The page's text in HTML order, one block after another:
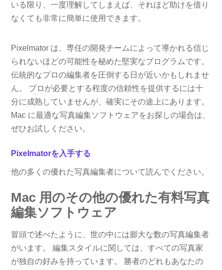
いる限り、一度理解してしまえば、それほど助けを借り
なくても非常に簡単に使用できます。
Pixelmator は、専任の開発チームによって導かれる信じ
られないほどの可能性を秘めた堅実なプログラムです。
伝統的なプロの編集者を圧倒する日が近いかもしれませ
ん。 プロが必要とする程度の信頼性を提供するには十
分に成熟していませんが、確実にその途上にあります。
Mac に最適な写真編集ソフトウェアをお探しの場合は、
ぜひお試しください。
Pixelmatorを入手する
他の多くの優れた写真編集者について読んでください。
Mac 用のその他の優れた有料写真
編集ソフトウェア
冒頭で述べたように、世の中には膨大な数の写真編集者
がいます。 編集スタイルに関しては、すべての写真家
が独自の好みを持っています。 勝者のどれもあなたの